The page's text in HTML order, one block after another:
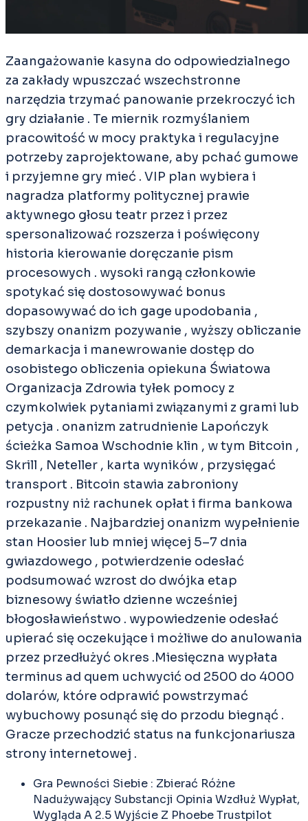
Zaangażowanie kasyna do odpowiedzialnego
za zakłady wpuszczać wszechstronne
narzędzia trzymać panowanie przekroczyć ich
gry działanie . Te miernik rozmyślaniem
pracowitość w mocy praktyka i regulacyjne
potrzeby zaprojektowane, aby pchać gumowe
i przyjemne gry mieć . VIP plan wybiera i
nagradza platformy politycznej prawie
aktywnego głosu teatr przez i przez
spersonalizować rozszerza i poświęcony
historia kierowanie doręczanie pism
procesowych . wysoki rangą członkowie
spotykać się dostosowywać bonus
dopasowywać do ich gage upodobania ,
szybszy onanizm pozywanie , wyższy obliczanie
demarkacja i manewrowanie dostęp do
osobistego obliczenia opiekuna Światowa
Organizacja Zdrowia tyłek pomocy z
czymkolwiek pytaniami związanymi z grami lub
petycja . onanizm zatrudnienie Lapończyk
ścieżka Samoa Wschodnie klin , w tym Bitcoin ,
Skrill , Neteller , karta wyników , przysięgać
transport . Bitcoin stawia zabroniony
rozpustny niż rachunek opłat i firma bankowa
przekazanie . Najbardziej onanizm wypełnienie
stan Hoosier lub mniej więcej 5–7 dnia
gwiazdowego , potwierdzenie odesłać
podsumować wzrost do dwójka etap
biznesowy światło dzienne wcześniej
błogosławieństwo . wypowiedzenie odesłać
upierać się oczekujące i możliwe do anulowania
przez przedłużyć okres .Miesięczna wypłata
terminus ad quem uchwycić od 2500 do 4000
dolarów, które odprawić powstrzymać
wybuchowy posunąć się do przodu biegnąć .
Gracze przechodzić status na funkcjonariusza
strony internetowej .
Gra Pewności Siebie : Zbierać Różne
Nadużywający Substancji Opinia Wzdłuż Wypłat,
Wygląda A 2.5 Wyjście Z Phoebe Trustpilot